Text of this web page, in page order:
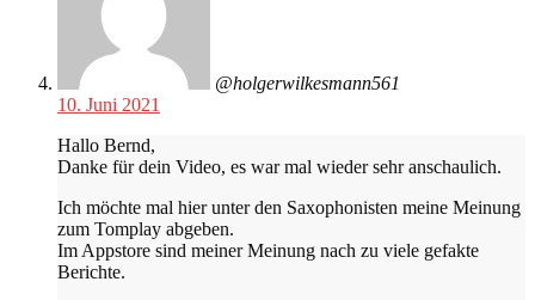
@holgerwilkesmann561
10. Juni 2021
Hallo Bernd,
Danke für dein Video, es war mal wieder sehr anschaulich.
Ich möchte mal hier unter den Saxophonisten meine Meinung
zum Tomplay abgeben.
Im Appstore sind meiner Meinung nach zu viele gefakte
Berichte.